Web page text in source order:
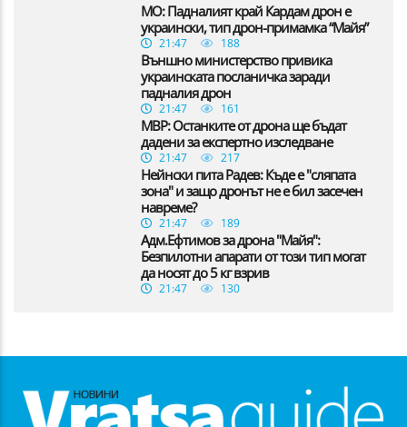
МО: Падналият край Кардам дрон е
украински, тип дрон-примамка “Майя”
21:47 188
Външно министерство привика
украинската посланичка заради
падналия дрон
21:47 161
МВР: Останките от дрона ще бъдат
дадени за експертно изследване
21:47 217
Нейнски пита Радев: Къде е "сляпата
зона" и защо дронът не е бил засечен
навреме?
21:47 189
Адм.Ефтимов за дрона "Майя":
Безпилотни апарати от този тип могат
да носят до 5 кг взрив
21:47 130